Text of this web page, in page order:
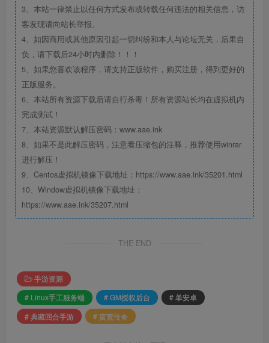
3、本站一律禁止以任何方式发布或转载任何违法的相关信息，访
客发现请向站长举报。
4、如因商用或其他原因引起一切纠纷和本人与论坛无关，后果自
负，请下载后24小时内删除！！！
5、如果您喜欢该程序，请支持正版软件，购买注册，得到更好的
正版服务。
6、本站所有资源下载后请自行杀毒！所有资源站长均在虚拟机内
完成测试！
7、本站资源默认解压密码：www.aae.ink
8、如果不是此解压密码，注意看压缩包的注释，推荐使用winrar
进行解压！
9、Centos虚拟机镜像下载地址：https://www.aae.ink/35201.html
10、Window虚拟机镜像下载地址：
https://www.aae.ink/35207.html
THE END
手游资源
# Linux手工服务端
# GM授权后台
# 单安卓
# 典藏回合手游
# 蛮荒传奇